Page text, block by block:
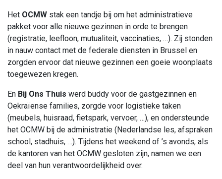
Het OCMW stak een tandje bij om het administratieve
pakket voor alle nieuwe gezinnen in orde te brengen
(registratie, leefloon, mutualiteit, vaccinaties, …). Zij stonden
in nauw contact met de federale diensten in Brussel en
zorgden ervoor dat nieuwe gezinnen een goeie woonplaats
toegewezen kregen.
En Bij Ons Thuis werd buddy voor de gastgezinnen en
Oekraïense families, zorgde voor logistieke taken
(meubels, huisraad, fietspark, vervoer, …), en ondersteunde
het OCMW bij de administratie (Nederlandse les, afspraken
school, stadhuis, …). Tijdens het weekend of ’s avonds, als
de kantoren van het OCMW gesloten zijn, namen we een
deel van hun verantwoordelijkheid over.